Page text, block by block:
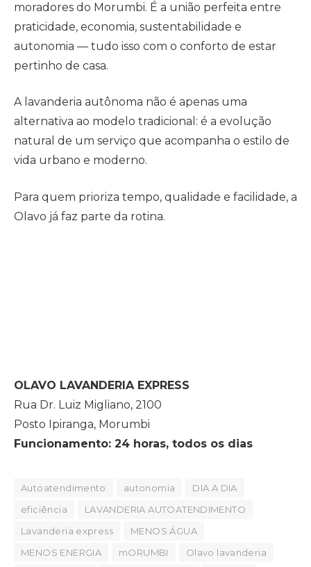
moradores do Morumbi. É a união perfeita entre
praticidade, economia, sustentabilidade e
autonomia — tudo isso com o conforto de estar
pertinho de casa.
A lavanderia autônoma não é apenas uma
alternativa ao modelo tradicional: é a evolução
natural de um serviço que acompanha o estilo de
vida urbano e moderno.
Para quem prioriza tempo, qualidade e facilidade, a
Olavo já faz parte da rotina.
OLAVO LAVANDERIA EXPRESS
Rua Dr. Luiz Migliano, 2100
Posto Ipiranga, Morumbi
Funcionamento: 24 horas, todos os dias
Autoatendimento autonomia
DIA A DIA
eficiência
LAVANDERIA AUTOATENDIMENTO
Lavanderia express
MENOS ÁGUA
MENOS ENERGIA
mORUMBI
Olavo lavanderia